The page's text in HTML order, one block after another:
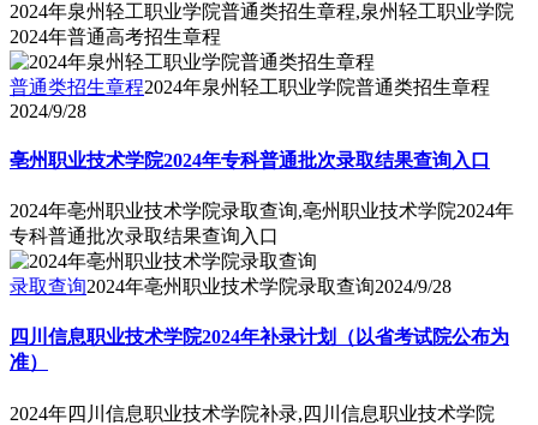
2024年泉州轻工职业学院普通类招生章程,泉州轻工职业学院
2024年普通高考招生章程
普通类招生章程2024年泉州轻工职业学院普通类招生章程
2024/9/28
亳州职业技术学院2024年专科普通批次录取结果查询入口
2024年亳州职业技术学院录取查询,亳州职业技术学院2024年
专科普通批次录取结果查询入口
录取查询2024年亳州职业技术学院录取查询2024/9/28
四川信息职业技术学院2024年补录计划（以省考试院公布为
准）
2024年四川信息职业技术学院补录,四川信息职业技术学院